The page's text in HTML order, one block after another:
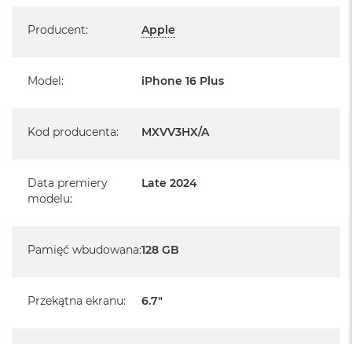
iPhone jest nowy
realizowaną w każdym autoryzowanym punkcie
Posiada fabryczne opakowanie
Język polski wybieramy przy pierwszym uruchomieniu
Producent: Apple
Model : iPhone 16 Plus
Kod producenta: MXVV3HX/A
Data premiery
modelu:
Late 2024
Pamięć wbudowana:128 GB
Przekątna ekranu: 6.7"